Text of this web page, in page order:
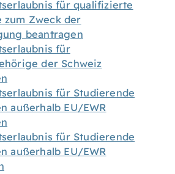
für qualifizierte
zum Zweck der
beantragen
für
der Schweiz
für Studierende
außerhalb EU/EWR
für Studierende
außerhalb EU/EWR